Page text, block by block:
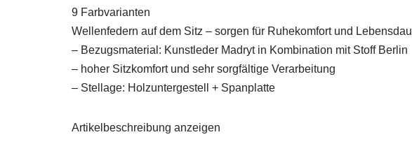
9 Farbvarianten
Wellenfedern auf dem Sitz – sorgen für Ruhekomfort und
– Bezugsmaterial: Kunstleder Madryt in Kombination mit Stoff Berlin
– hoher Sitzkomfort und sehr sorgfältige Verarbeitung
– Stellage: Holzuntergestell + Spanplatte
Artikelbeschreibung anzeigen